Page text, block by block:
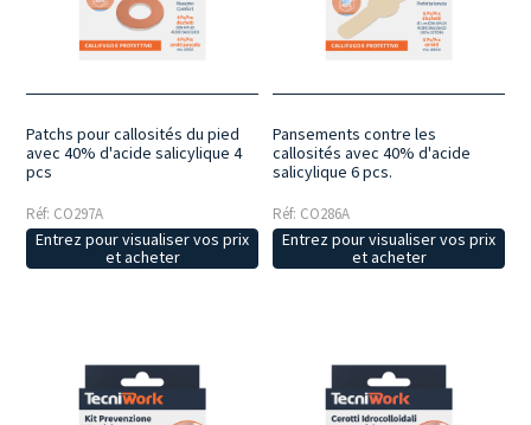
Patchs pour callosités du pied
avec 40% d'acide salicylique 4
pcs
Réf: CO297A
Entrez pour visualiser vos prix
et acheter
Pansements contre les
callosités avec 40% d'acide
salicylique 6 pcs.
Réf: CO286A
Entrez pour visualiser vos prix
et acheter